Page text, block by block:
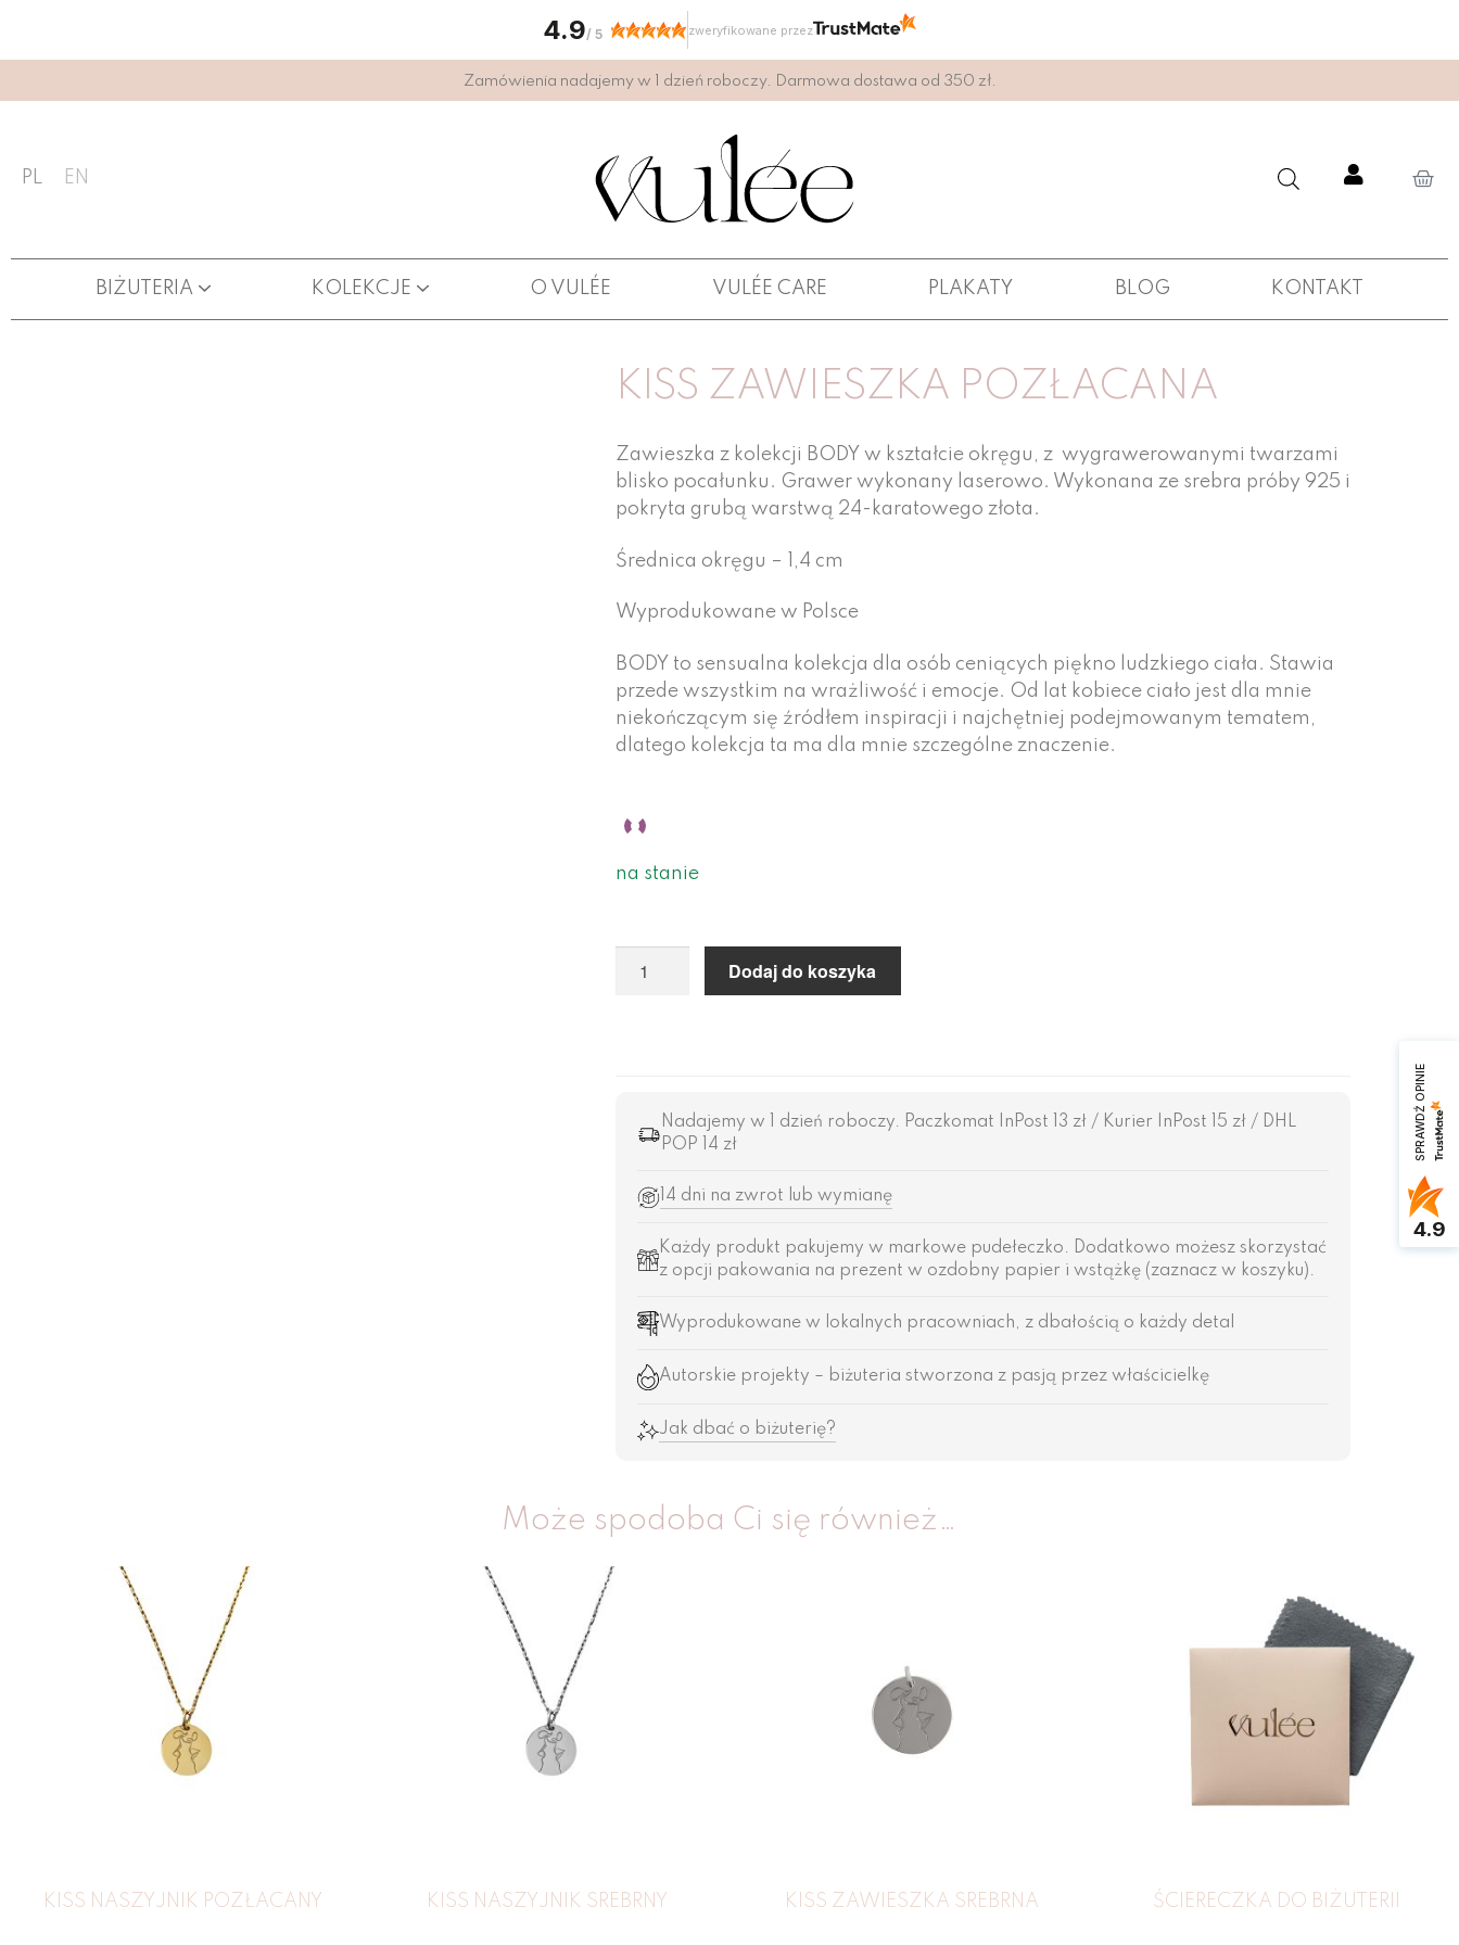
Zamówienia nadajemy w 1 dzień roboczy. Darmowa dostawa od 350 zł.
PL EN
BIŻUTERIA KOLEKCJE O VULÉE VULÉE CARE PLAKATY BLOG KONTAKT
KISS ZAWIESZKA POZŁACANA
Zawieszka z kolekcji BODY w kształcie okręgu, z wygrawerowanymi twarzami
blisko pocałunku. Grawer wykonany laserowo. Wykonana ze srebra próby 925 i
pokryta grubą warstwą 24-karatowego złota.
Średnica okręgu – 1,4 cm
Wyprodukowane w Polsce
BODY to sensualna kolekcja dla osób ceniących piękno ludzkiego ciała. Stawia
przede wszystkim na wrażliwość i emocje. Od lat kobiece ciało jest dla mnie
niekończącym się źródłem inspiracji i najchętniej podejmowanym tematem,
dlatego kolekcja ta ma dla mnie szczególne znaczenie.
na stanie
Dodaj do koszyka
Nadajemy w 1 dzień roboczy. Paczkomat InPost 13 zł / Kurier InPost 15 zł / DHL
POP 14 zł
14 dni na zwrot lub wymianę
Każdy produkt pakujemy w markowe pudełeczko. Dodatkowo możesz skorzystać
z opcji pakowania na prezent w ozdobny papier i wstążkę (zaznacz w koszyku).
Wyprodukowane w lokalnych pracowniach, z dbałością o każdy detal
Autorskie projekty – biżuteria stworzona z pasją przez właścicielkę
Jak dbać o biżuterię?
Może spodoba Ci się również…
KISS NASZYJNIK POZŁACANY KISS NASZYJNIK SREBRNY KISS ZAWIESZKA SREBRNA ŚCIERECZKA DO BIŻUTERII
4.9/ 5 zweryfikowane przez
SPRAWDŹ OPINIE
4.9